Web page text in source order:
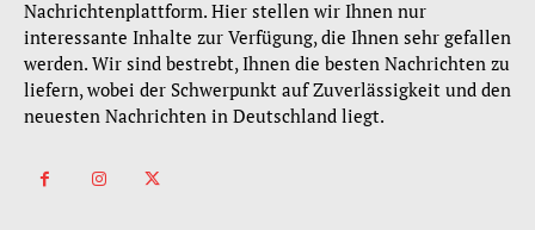
Nachrichtenplattform. Hier stellen wir Ihnen nur
interessante Inhalte zur Verfügung, die Ihnen sehr gefallen
werden. Wir sind bestrebt, Ihnen die besten Nachrichten zu
liefern, wobei der Schwerpunkt auf Zuverlässigkeit und den
neuesten Nachrichten in Deutschland liegt.